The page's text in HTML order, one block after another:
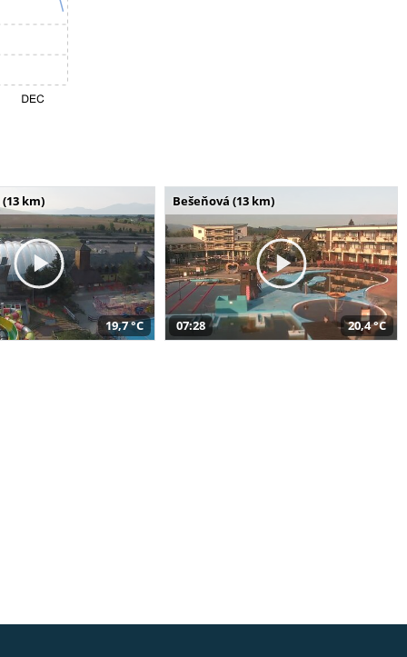
km)
19,7 °C
Bešeňová (13 km)
07:28 20,4 °C